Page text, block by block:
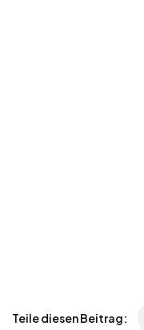
Teile diesen Beitrag: